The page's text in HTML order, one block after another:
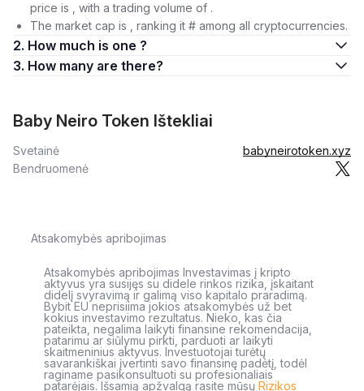
price is , with a trading volume of .
The market cap is , ranking it # among all cryptocurrencies.
2. How much is one ?
3. How many are there?
Baby Neiro Token Ištekliai
Svetainė
babyneirotoken.xyz
Bendruomenė
Atsakomybės apribojimas
Atsakomybės apribojimas Investavimas į kripto
aktyvus yra susijęs su didele rinkos rizika, įskaitant
didelį svyravimą ir galimą viso kapitalo praradimą.
Bybit EU neprisiima jokios atsakomybės už bet
kokius investavimo rezultatus. Nieko, kas čia
pateikta, negalima laikyti finansine rekomendacija,
patarimu ar siūlymu pirkti, parduoti ar laikyti
skaitmeninius aktyvus. Investuotojai turėtų
savarankiškai įvertinti savo finansinę padėtį, todėl
raginame pasikonsultuoti su profesionaliais
patarėjais. Išsamią apžvalgą rasite mūsų Rizikos